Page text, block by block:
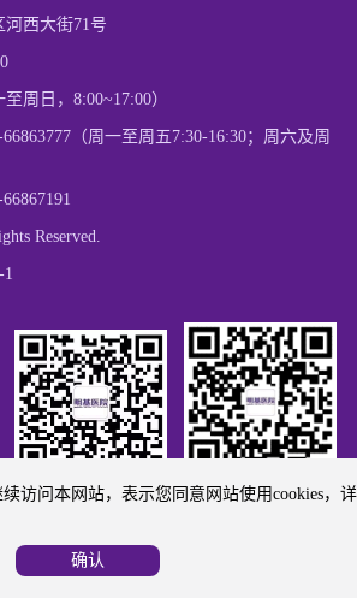
西大街71号
周日，8:00~17:00）
（周一至周五7:30-16:30；周六及周
Reserved.
1
欢迎关注我们 微博关注
访问本网站，表示您同意网站使用cookies，详
确认